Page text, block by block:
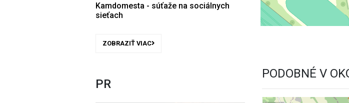
Kamdomesta - súťaže na sociálnych
sieťach
ZOBRAZIŤ VIAC
PR
PODOBNÉ V